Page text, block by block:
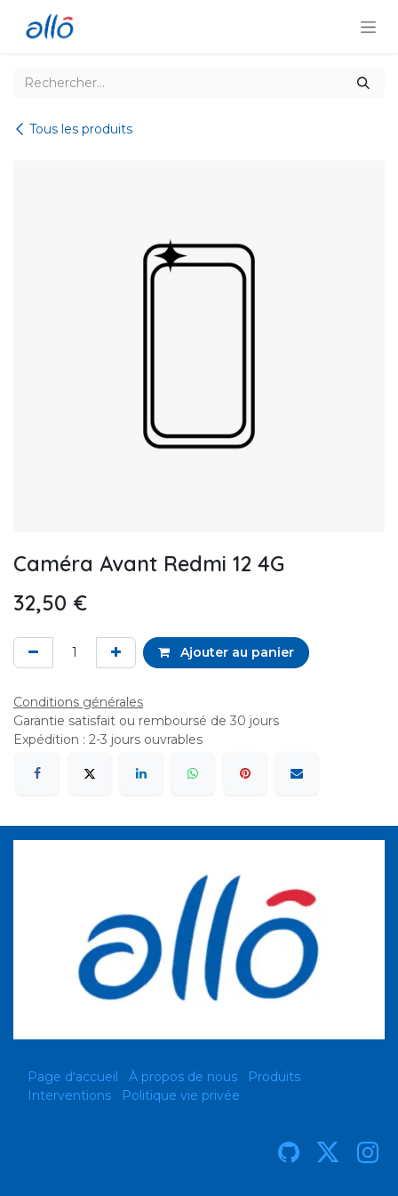
Tous les produits
Caméra Avant Redmi 12 4G
32,50 €
Ajouter au panier
Conditions générales
Garantie satisfait ou remboursé de 30 jours
Expédition : 2-3 jours ouvrables
Page d'accueil À propos de nous
Produits
Interventions
Politique vie privée